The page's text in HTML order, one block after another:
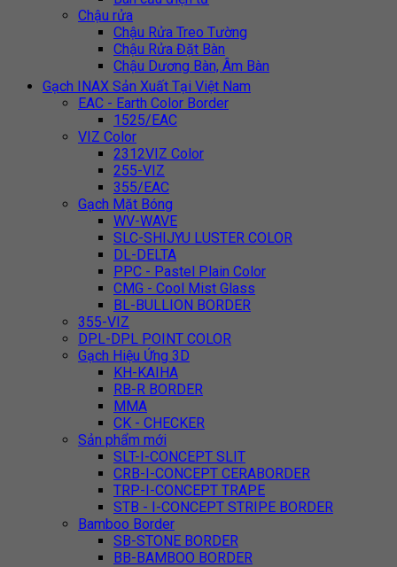
Chậu rửa
Chậu Rửa Treo Tường
Chậu Rửa Đặt Bàn
Chậu Dương Bàn, Âm Bàn
Gạch INAX Sản Xuất Tại Việt Nam
EAC - Earth Color Border
1525/EAC
VIZ Color
2312VIZ Color
255-VIZ
355/EAC
Gạch Mặt Bóng
WV-WAVE
SLC-SHIJYU LUSTER COLOR
DL-DELTA
PPC - Pastel Plain Color
CMG - Cool Mist Glass
BL-BULLION BORDER
355-VIZ
DPL-DPL POINT COLOR
Gạch Hiệu Ứng 3D
KH-KAIHA
RB-R BORDER
MMA
CK - CHECKER
Sản phẩm mới
SLT-I-CONCEPT SLIT
CRB-I-CONCEPT CERABORDER
TRP-I-CONCEPT TRAPE
STB - I-CONCEPT STRIPE BORDER
Bamboo Border
SB-STONE BORDER
BB-BAMBOO BORDER